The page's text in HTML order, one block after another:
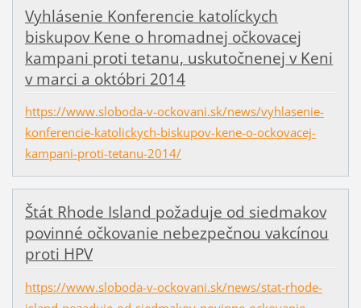
Vyhlásenie Konferencie katolíckych
biskupov Kene o hromadnej očkovacej
kampani proti tetanu, uskutočnenej v Keni
v marci a októbri 2014
https://www.sloboda-v-ockovani.sk/news/vyhlasenie-
konferencie-katolickych-biskupov-kene-o-ockovacej-
kampani-proti-tetanu-2014/
Štát Rhode Island požaduje od siedmakov
povinné očkovanie nebezpečnou vakcínou
proti HPV
https://www.sloboda-v-ockovani.sk/news/stat-rhode-